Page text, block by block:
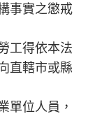
事實之懲戒
工得依本法
直轄市或縣
單位人員，